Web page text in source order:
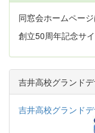
同窓会ホームペー
創立50周年記念サ
吉井高校グランド
吉井高校グランド